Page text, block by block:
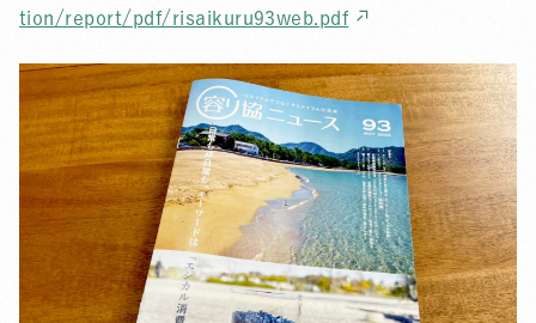
tion/report/pdf/risaikuru93web.pdf